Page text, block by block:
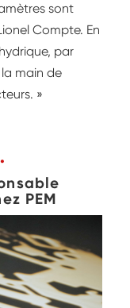
sont
Compte. En
par
main de
»
PEM